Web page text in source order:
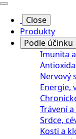
Close
Produkty
Podle účinku
Imunita
Nervový
Energie,
Trávení
Srdce,
Kosti a